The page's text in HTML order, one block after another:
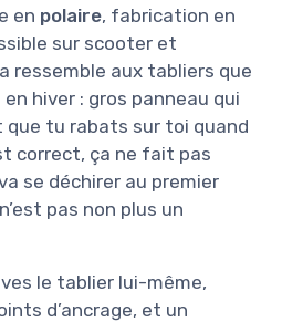
en polaire, fabrication en
sur scooter et
ressemble aux tabliers que
hiver : gros panneau qui
que tu rabats sur toi quand
correct, ça ne fait pas
se déchirer au premier
pas non plus un
le tablier lui-même,
d’ancrage, et un